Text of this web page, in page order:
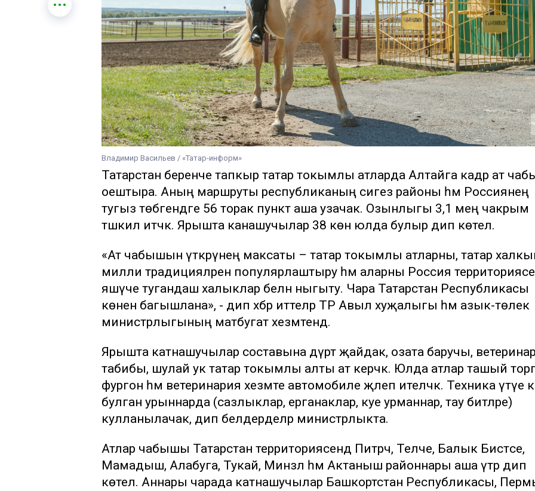
Владимир Васильев / «Татар-информ»
Татарстан беренче тапкыр татар токымлы атларда Алтайга кадәр ат
оештыра. Аның маршруты республиканың сигез районы һәм Россиянең
тугыз төбәгендәге 56 торак пункт аша узачак. Озынлыгы 3,1 мең чакрым
тәшкил итәчәк. Ярышта канашучылар 38 көн юлда булыр дип көтелә.
«Ат чабышын үткәрүнең максаты – татар токымлы атларны, татар
милли традицияләрен популярлаштыру һәм аларны Россия
яшәүче тугандаш халыклар белән ныгыту. Чара Татарстан Республикасы
көненә багышлана», - дип хәбәр иттеләр ТР Авыл хуҗалыгы һәм азык-төлек
министрлыгының матбугат хезмәтендә.
Ярышта катнашучылар составына дүрт җайдак, озата баручы,
табибы, шулай ук татар токымлы алты ат керәчәк. Юлда атлар ташый
фургон һәм ветеринария хезмәте автомобиле җәлеп ителәчәк. Техника үтүе
булган урыннарда (сазлыклар, ерганаклар, куе урманнар, тау битләре)
кулланылачак, дип белдерделәр министрлыкта.
Атлар чабышы Татарстан территориясендә Питрәч, Теләче, Балык Бистәсе,
Мамадыш, Алабуга, Тукай, Минзәлә һәм Актаныш районнары аша үтәр дип
көтелә. Аннары чарада катнашучылар Башкортстан Республикасы,